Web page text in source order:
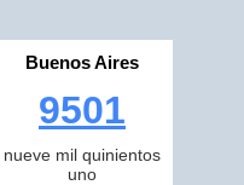
Buenos Aires
9501
nueve mil quinientos
uno